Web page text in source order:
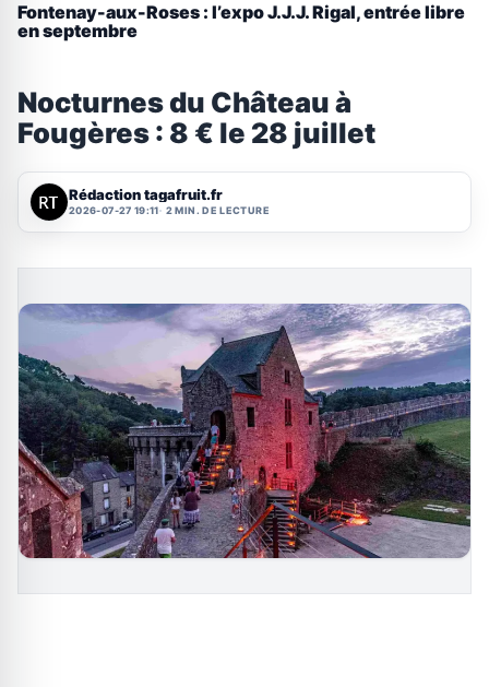
Fontenay-aux-Roses : l’expo J.J.J. Rigal, entrée libre
en septembre
Nocturnes du Château à
Fougères : 8 € le 28 juillet
Rédaction tagafruit.fr
2026-07-27 19:11 2 MIN. DE LECTURE